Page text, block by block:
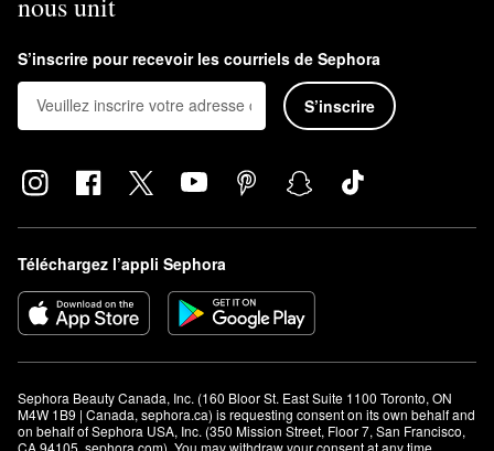
S’inscrire pour recevoir les courriels de Sephora
S’inscrire
Téléchargez l’appli Sephora
Sephora Beauty Canada, Inc. (160 Bloor St. East Suite 1100 Toronto, ON
M4W 1B9 | Canada, sephora.ca) is requesting consent on its own behalf and
on behalf of Sephora USA, Inc. (350 Mission Street, Floor 7, San Francisco,
CA 94105, sephora.com). You may withdraw your consent at any time.